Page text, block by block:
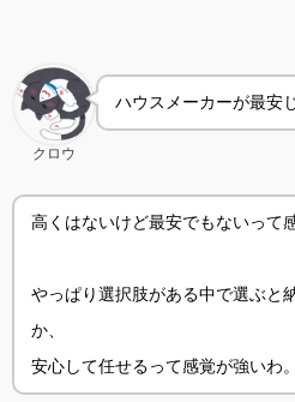
クロウ
ハウスメーカーが最安
高くはないけど最安でもないって
やっぱり選択肢がある中で選ぶと
か、
安心して任せるって感覚が強いわ。